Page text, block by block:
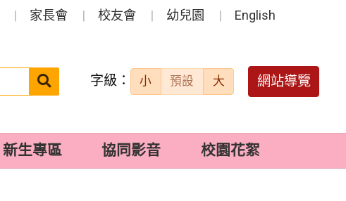
家長會 校友會 幼兒園 English
搜
送出 字級： 小 預設 大 網站導覽
新生專區 協同影音 校園花絮